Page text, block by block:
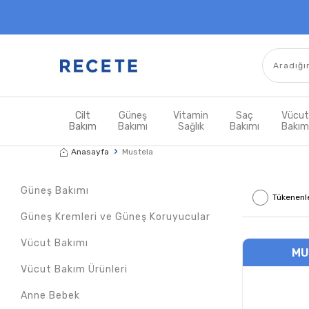
Cilt
Bakım
Güneş
Bakımı
Vitamin
Sağlık
Saç
Bakımı
Vücut
Bakım
Anasayfa Mustela
Güneş Bakımı
Güneş Kremleri ve Güneş Koruyucular
Vücut Bakımı
Vücut Bakım Ürünleri
Anne Bebek